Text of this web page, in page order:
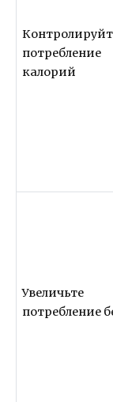
потребление
калорий
Увеличьте
потребление